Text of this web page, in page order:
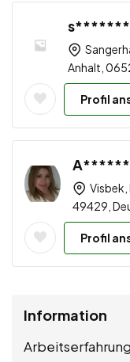
Anhalt,
Profil
Visbek,
49429,
Profil
Information
Arbeitserfahrung